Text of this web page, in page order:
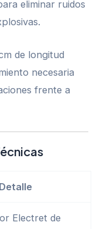
eliminar ruidos
de longitud
necesaria
frente a
Detalle
Electret de